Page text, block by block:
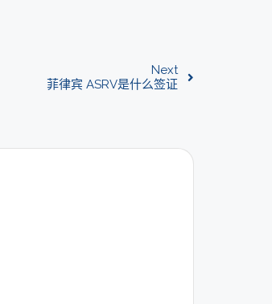
Next
菲律宾 ASRV是什么签证